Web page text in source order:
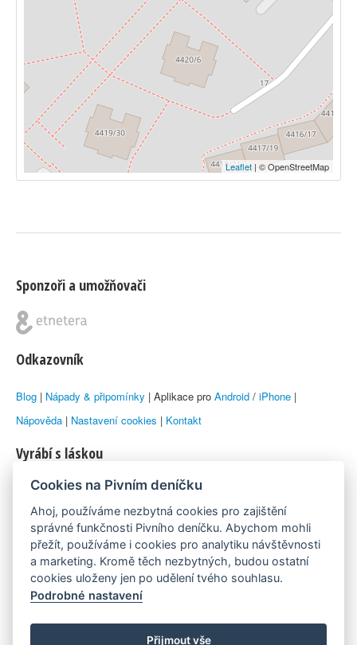
Leaflet | © OpenStreetMap
Sponzoři a umožňovači
Odkazovník
Blog | Nápady & připomínky | Aplikace pro Android / iPhone |
Nápověda | Nastavení cookies | Kontakt
Vyrábí s láskou
© 2010–2026 byLukáš Zemanaka Emka
Máme rádi
Pivní.info
Poznámka pod čarou
Pivní deníček je nezávislý zdroj, který není spjat s žádným
Cookies na Pivním deníčku
Ahoj, používáme nezbytná cookies pro zajištění
správné funkčnosti Pivního deníčku. Abychom mohli
přežít, používáme i cookies pro analytiku návštěvnosti
a marketing. Kromě těch nezbytných, budou ostatní
cookies uloženy jen po udělení tvého souhlasu.
Podrobné nastavení
Přijmout vše